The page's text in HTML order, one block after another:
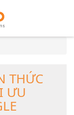
THỨC
ƯU